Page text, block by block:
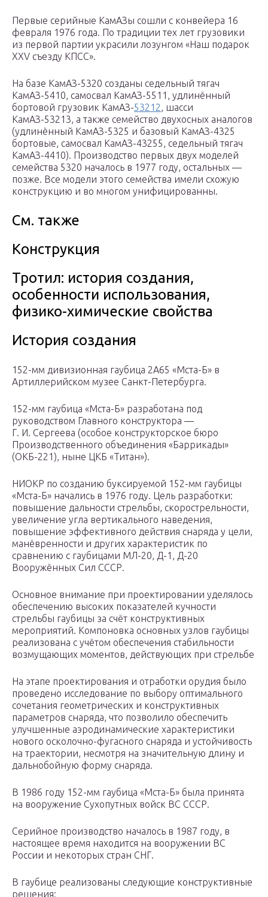
Первые серийные КамАЗы сошли с конвейера 16
февраля 1976 года. По традиции тех лет грузовики
из первой партии украсили лозунгом «Наш подарок
XXV съезду КПСС».
На базе КамАЗ-5320 созданы седельный тягач
КамАЗ-5410, самосвал КамАЗ-5511, удлинённый
бортовой грузовик КамАЗ-53212, шасси
КамАЗ-53213, а также семейство двухосных аналогов
(удлинённый КамАЗ-5325 и базовый КамАЗ-4325
бортовые, самосвал КамАЗ-43255, седельный тягач
КамАЗ-4410). Производство первых двух моделей
семейства 5320 началось в 1977 году, остальных —
позже. Все модели этого семейства имели схожую
конструкцию и во многом унифицированны.
См. также
Конструкция
Тротил: история создания,
особенности использования,
физико-химические свойства
История создания
152-мм дивизионная гаубица 2А65 «Мста-Б» в
Артиллерийском музее Санкт-Петербурга.
152-мм гаубица «Мста-Б» разработана под
руководством Главного конструктора —
Г. И. Сергеева (особое конструкторское бюро
Производственного объединения «Баррикады»
(ОКБ-221), ныне ЦКБ «Титан»).
НИОКР по созданию буксируемой 152-мм гаубицы
«Мста-Б» начались в 1976 году. Цель разработки:
повышение дальности стрельбы, скорострельности,
увеличение угла вертикального наведения,
повышение эффективного действия снаряда у цели,
манёвренности и других характеристик по
сравнению с гаубицами МЛ-20, Д-1, Д-20
Вооружённых Сил СССР.
Основное внимание при проектировании уделялось
обеспечению высоких показателей кучности
стрельбы гаубицы за счёт конструктивных
мероприятий. Компоновка основных узлов гаубицы
реализована с учётом обеспечения стабильности
возмущающих моментов, действующих при стрельбе
На этапе проектирования и отработки орудия было
проведено исследование по выбору оптимального
сочетания геометрических и конструктивных
параметров снаряда, что позволило обеспечить
улучшенные аэродинамические характеристики
нового осколочно-фугасного снаряда и устойчивость
на траектории, несмотря на значительную длину и
дальнобойную форму снаряда.
В 1986 году 152-мм гаубица «Мста-Б» была принята
на вооружение Сухопутных войск ВС СССР.
Серийное производство началось в 1987 году, в
настоящее время находится на вооружении ВС
России и некоторых стран СНГ.
В гаубице реализованы следующие конструктивные
решения: